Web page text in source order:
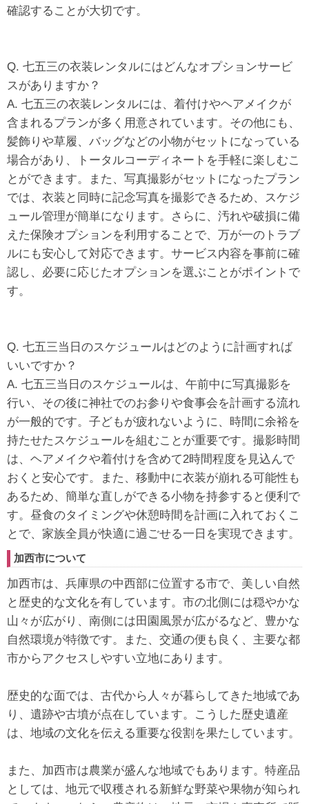
確認することが大切です。
Q. 七五三の衣装レンタルにはどんなオプションサービ
スがありますか？
A. 七五三の衣装レンタルには、着付けやヘアメイクが
含まれるプランが多く用意されています。その他にも、
髪飾りや草履、バッグなどの小物がセットになっている
場合があり、トータルコーディネートを手軽に楽しむこ
とができます。また、写真撮影がセットになったプラン
では、衣装と同時に記念写真を撮影できるため、スケジ
ュール管理が簡単になります。さらに、汚れや破損に備
えた保険オプションを利用することで、万が一のトラブ
ルにも安心して対応できます。サービス内容を事前に確
認し、必要に応じたオプションを選ぶことがポイントで
す。
Q. 七五三当日のスケジュールはどのように計画すれば
いいですか？
A. 七五三当日のスケジュールは、午前中に写真撮影を
行い、その後に神社でのお参りや食事会を計画する流れ
が一般的です。子どもが疲れないように、時間に余裕を
持たせたスケジュールを組むことが重要です。撮影時間
は、ヘアメイクや着付けを含めて2時間程度を見込んで
おくと安心です。また、移動中に衣装が崩れる可能性も
あるため、簡単な直しができる小物を持参すると便利で
す。昼食のタイミングや休憩時間を計画に入れておくこ
とで、家族全員が快適に過ごせる一日を実現できます。
加西市について
加西市は、兵庫県の中西部に位置する市で、美しい自然
と歴史的な文化を有しています。市の北側には穏やかな
山々が広がり、南側には田園風景が広がるなど、豊かな
自然環境が特徴です。また、交通の便も良く、主要な都
市からアクセスしやすい立地にあります。
歴史的な面では、古代から人々が暮らしてきた地域であ
り、遺跡や古墳が点在しています。こうした歴史遺産
は、地域の文化を伝える重要な役割を果たしています。
また、加西市は農業が盛んな地域でもあります。特産品
としては、地元で収穫される新鮮な野菜や果物が知られ